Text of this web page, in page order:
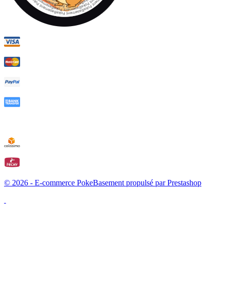
© 2026 - E-commerce PokeBasement propulsé par Prestashop